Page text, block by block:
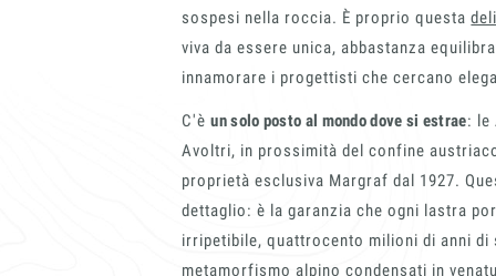
Lavora con Noi
Contatti
sospesi nella roccia. È proprio questa
viva da essere unica, abbastanza
innamorare i progettisti che cercano
C'èun solo posto al mondo dove si estrae: le
Avoltri, in prossimità del confine
proprietà esclusiva Margraf dal 1927.
dettaglio: è la garanzia che ogni lastra
irripetibile, quattrocento milioni di anni
metamorfismo alpino condensati in